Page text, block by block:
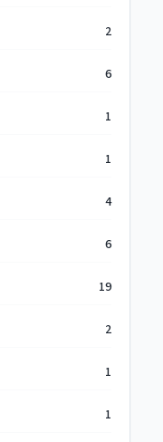
2
6
1
1
4
6
19
2
1
1